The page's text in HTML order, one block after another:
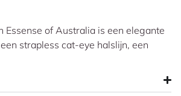
Essense of Australia is een elegante
strapless cat-eye halslijn, een
waist die het silhouet prachtig
kant wordt gecombineerd met
wat zorgt voor een zachte schittering.